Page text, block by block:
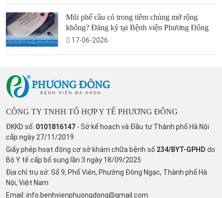
Mũi phế cầu có trong tiêm chủng mở rộng
không? Đăng ký tại Bệnh viện Phương Đông
17-06-2026
CÔNG TY TNHH TỔ HỢP Y TẾ PHƯƠNG ĐÔNG
ĐKKD số: 0101816147 - Sở kế hoạch và Đầu tư Thành phố Hà Nội
cấp ngày 27/11/2019
Giấy phép hoạt động cơ sở khám chữa bệnh số 234/BYT-GPHD do
Bộ Y tế cấp bổ sung lần 3 ngày 18/09/2025
Địa chỉ trụ sở: Số 9, Phố Viên, Phường Đông Ngạc, Thành phố Hà
Nội, Việt Nam
Email: info.benhvienphuongdong@gmail.com